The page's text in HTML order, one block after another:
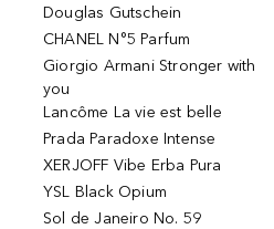
Douglas Gutschein
CHANEL N°5 Parfum
Giorgio Armani Stronger with
you
Lancôme La vie est belle
Prada Paradoxe Intense
XERJOFF Vibe Erba Pura
YSL Black Opium
Sol de Janeiro No. 59